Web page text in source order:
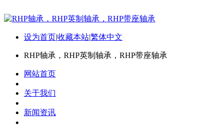
设为首页|收藏本站|繁体中文
RHP轴承，RHP英制轴承，RHP带座轴承
网站首页
关于我们
新闻资讯